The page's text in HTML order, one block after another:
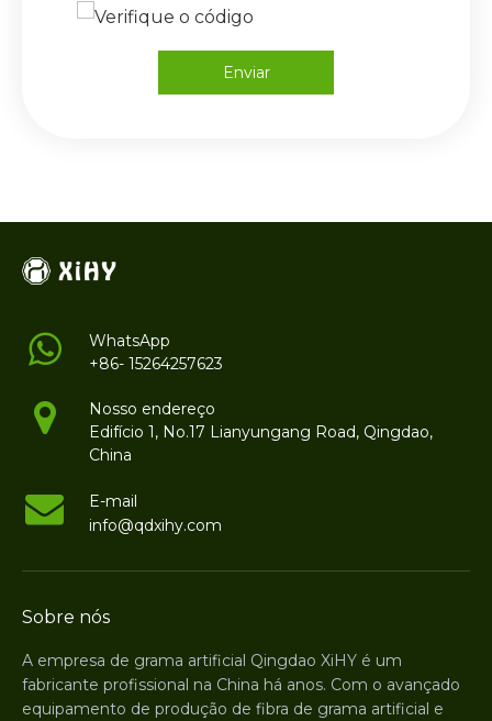
Enviar
WhatsApp
+86- 15264257623
Nosso endereço
Edifício 1, No.17 Lianyungang Road, Qingdao,
China
E-mail
info@qdxihy.com
Sobre nós
A empresa de grama artificial Qingdao XiHY é um
fabricante profissional na China há anos. Com o avançado
equipamento de produção de fibra de grama artificial e